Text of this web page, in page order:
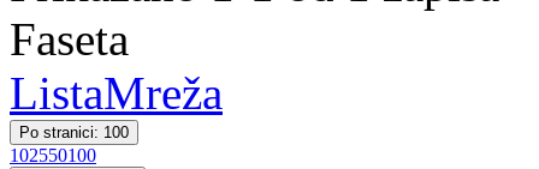
Faseta
ListaMreža
Po stranici: 100
102550100